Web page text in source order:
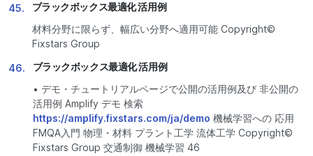
45.
ブラックボックス最適化 活用例
材料分野に限らず、幅広い分野へ適用可能 Copyright©
Fixstars Group
46.
ブラックボックス最適化 活用例
• デモ・チュートリアルページで公開の活用例及び 非公開の
活用例 Amplify デモ 検索
https://amplify.fixstars.com/ja/demo 機械学習への 応用
FMQA入門 物理・材料 プラント工学 流体工学 Copyright©
Fixstars Group 交通制御 機械学習 46